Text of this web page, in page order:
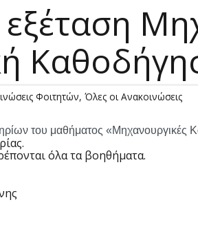
Φοιτητών, Όλες οι Ανακοινώσεις
του μαθήματος «Μηχανουργικές
όλα τα βοηθήματα.